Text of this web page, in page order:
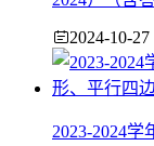
2024-10-27
2023-2024